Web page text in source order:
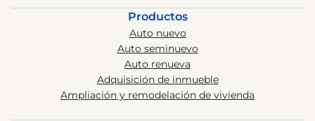
Productos
Auto nuevo
Auto seminuevo
Auto renueva
Adquisición de inmueble
Ampliación y remodelación de vivienda